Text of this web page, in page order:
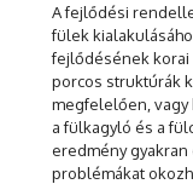
A fejlődési
fülek
fejlődésének korai
porcos struktúrák
megfelelően, vagy
a fülkagyló és a
eredmény
problémákat